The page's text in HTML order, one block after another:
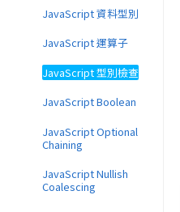
JavaScript 資料型別
JavaScript 運算子
JavaScript 型別檢查
JavaScript Boolean
JavaScript Optional
Chaining
JavaScript Nullish
Coalescing